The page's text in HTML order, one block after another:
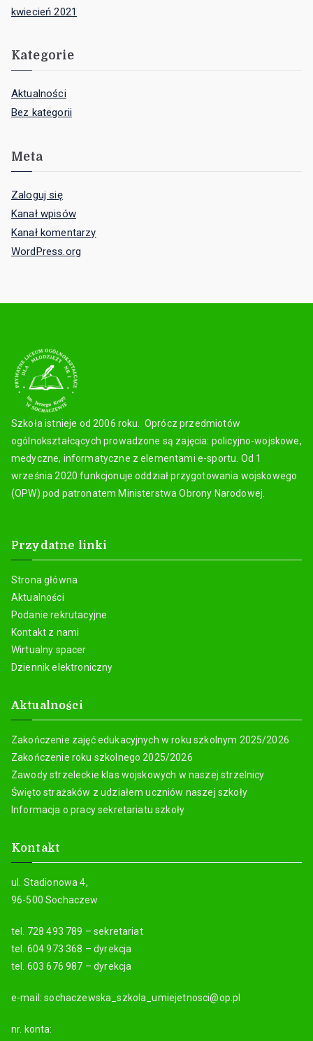
kwiecień 2021
Kategorie
Aktualności
Bez kategorii
Meta
Zaloguj się
Kanał wpisów
Kanał komentarzy
WordPress.org
Szkoła istnieje od 2006 roku. Oprócz przedmiotów
ogólnokształcących prowadzone są zajęcia: policyjno-wojskowe,
medyczne, informatyczne z elementami e-sportu. Od 1
września 2020 funkcjonuje oddział przygotowania wojskowego
(OPW) pod patronatem Ministerstwa Obrony Narodowej.
Przydatne linki
Strona główna
Aktualności
Podanie rekrutacyjne
Kontakt z nami
Wirtualny spacer
Dziennik elektroniczny
Aktualności
Zakończenie zajęć edukacyjnych w roku szkolnym 2025/2026
Zakończenie roku szkolnego 2025/2026
Zawody strzeleckie klas wojskowych w naszej strzelnicy
Święto strażaków z udziałem uczniów naszej szkoły
Informacja o pracy sekretariatu szkoły
Kontakt
ul. Stadionowa 4,
96-500 Sochaczew
tel. 728 493 789 – sekretariat
tel. 604 973 368 – dyrekcja
tel. 603 676 987 – dyrekcja
e-mail: sochaczewska_szkola_umiejetnosci@op.pl
nr. konta: